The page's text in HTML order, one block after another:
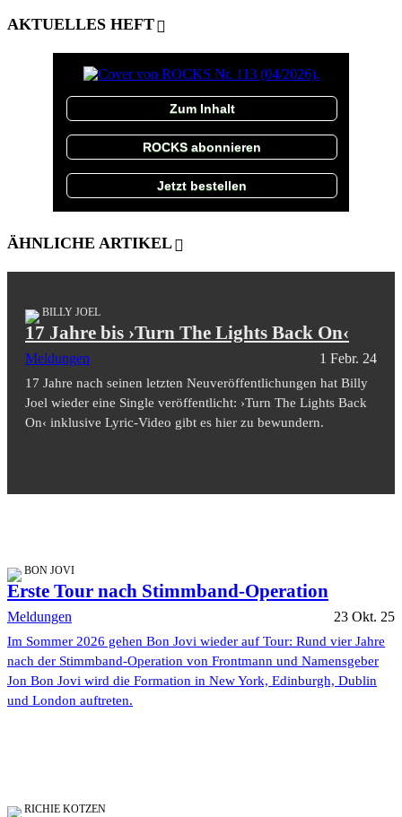
AKTUELLES HEFT
Zum Inhalt
ROCKS abonnieren
Jetzt bestellen
ÄHNLICHE ARTIKEL
BILLY JOEL
17 Jahre bis ›Turn The Lights Back On‹
Meldungen 1 Febr. 24
17 Jahre nach seinen letzten Neuveröffentlichungen hat Billy
Joel wieder eine Single veröffentlicht: ›Turn The Lights Back
On‹ inklusive Lyric-Video gibt es hier zu bewundern.
BON JOVI
Erste Tour nach Stimmband-Operation
Meldungen 23 Okt. 25
Im Sommer 2026 gehen Bon Jovi wieder auf Tour: Rund vier Jahre
nach der Stimmband-Operation von Frontmann und Namensgeber
Jon Bon Jovi wird die Formation in New York, Edinburgh, Dublin
und London auftreten.
RICHIE KOTZEN